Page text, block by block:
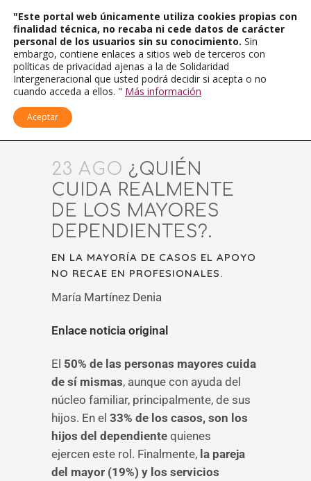
23 AGO ¿QUIÉN
CUIDA REALMENTE
DE LOS MAYORES
DEPENDIENTES?.
EN LA MAYORÍA DE CASOS EL APOYO
NO RECAE EN PROFESIONALES.
María Martínez Denia
Enlace noticia original
El 50% de las personas mayores cuida
de sí mismas, aunque con ayuda del
núcleo familiar, principalmente, de sus
hijos. En el 33% de los casos, son los
hijos del dependiente quienes
ejercen este rol. Finalmente, la pareja
del mayor (19%) y los servicios
"Este portal web únicamente utiliza cookies propias con
finalidad técnica, no recaba ni cede datos de carácter
personal de los usuarios sin su conocimiento. Sin
embargo, contiene enlaces a sitios web de terceros con
políticas de privacidad ajenas a la de Solidaridad
Intergeneracional que usted podrá decidir si acepta o no
cuando acceda a ellos. " Más información
Aceptar